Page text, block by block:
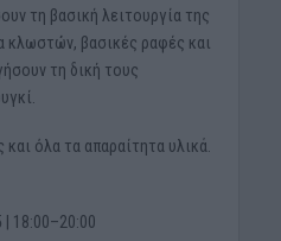
τη βασική λειτουργία της
κλωστών, βασικές ραφές και
τη δική τους
όλα τα απαραίτητα υλικά.
18:00–20:00